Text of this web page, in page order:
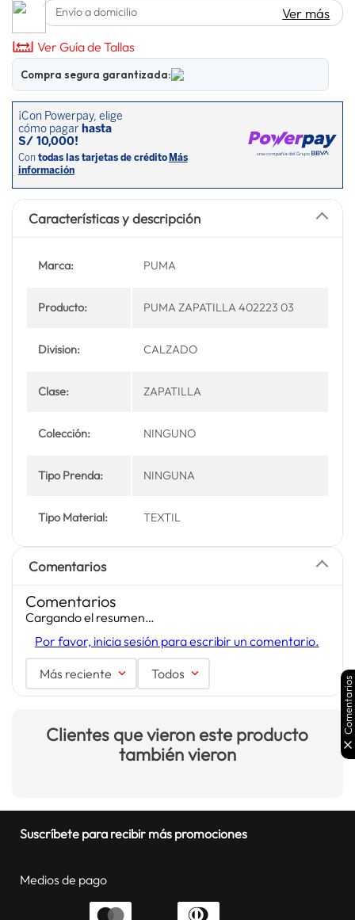
Envío a domicilio Ver más
Ver Guía de Tallas
Compra segura garantizada:
Características y descripción
Marca: PUMA
Producto: PUMA ZAPATILLA 402223 03
Division: CALZADO
Clase: ZAPATILLA
Colección: NINGUNO
Tipo Prenda: NINGUNA
Tipo Material: TEXTIL
Comentarios
Comentarios
Cargando el resumen…
Por favor, inicia sesión para escribir un comentario.
Más reciente Todos
Clientes que vieron este producto
también vieron
Suscríbete para recibir más promociones
Medios de pago
Comentarios